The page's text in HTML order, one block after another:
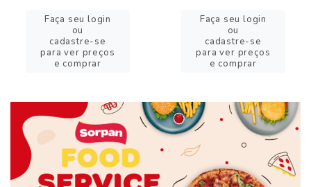
Faça seu login
ou
cadastre-se
para ver preços
e comprar
Faça seu login
ou
cadastre-se
para ver preços
e comprar